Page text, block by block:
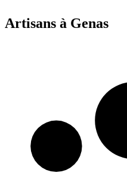
Artisans à Genas